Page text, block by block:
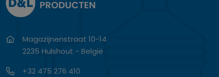
Magazijnenstraat 10-14
2235 Hulshout - België
+32 475 276 410